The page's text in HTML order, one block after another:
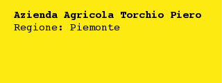
Azienda Agricola Torchio Piero
Regione: Piemonte